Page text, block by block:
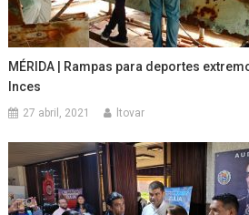
MÉRIDA | Rampas para deportes
Inces
27 abril, 2021 ltovar